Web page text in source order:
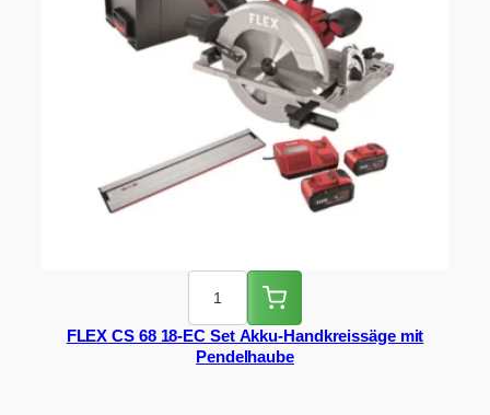
FLEX CS 68 18-EC Set Akku-Handkreissäge mit
Pendelhaube